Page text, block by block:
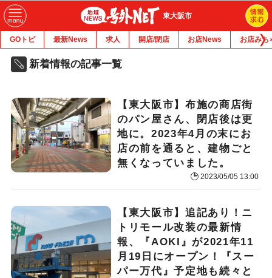
東大阪市
GOトピ 最新News 求人 開店/閉店 お店News お店みち
新着情報の記事一覧
【東大阪市】布施の商店街
のパン屋さん、閉店後は更
地に。2023年4月の末にお
店の前を通ると、建物ごと
無くなっていました。
2023/05/05 13:00
【東大阪市】追記あり！ニ
トリモール改装の最新情
報、『AOKI』が2021年11
月19日にオープン！『スー
パー万代』予定地も続々と